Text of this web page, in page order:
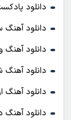
دانلود پادکست ديپ
دانلود
دانلود آهنگ
دانلود آهنگ
دانلود آهنگ
دانلود